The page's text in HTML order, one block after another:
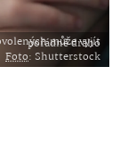
Onemocnění dítěte vás během letních dovolených může vyjít pořádně draho
Foto: Shutterstock